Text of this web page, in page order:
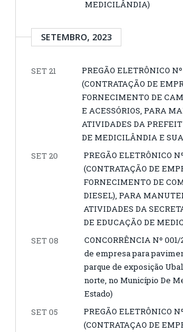
MEDICILÂNDIA)
SETEMBRO, 2023
SET 21
PREGÃO ELETRÔNICO
(CONTRATAÇÃO DE
FORNECIMENTO DE
E ACESSÓRIOS, PARA
ATIVIDADES DA
DE MEDICILÂNDIA E
SET 20
PREGÃO ELETRÔNICO
(CONTRATAÇÃO DE
FORNECIMENTO DE
DIESEL), PARA
ATIVIDADES DA
DE EDUCAÇÃO DE
SET 08
CONCORRÊNCIA Nº
de empresa para
parque de exposição
norte, no Município De
Estado)
SET 05
PREGÃO ELETRÔNICO
(CONTRATAÇAO DE